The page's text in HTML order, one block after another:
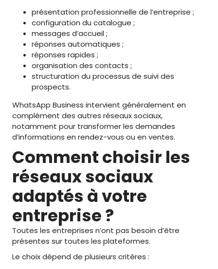
présentation professionnelle de l’entreprise ;
configuration du catalogue ;
messages d’accueil ;
réponses automatiques ;
réponses rapides ;
organisation des contacts ;
structuration du processus de suivi des
prospects.
WhatsApp Business intervient généralement en
complément des autres réseaux sociaux,
notamment pour transformer les demandes
d’informations en rendez-vous ou en ventes.
Comment choisir les
réseaux sociaux
adaptés à votre
entreprise ?
Toutes les entreprises n’ont pas besoin d’être
présentes sur toutes les plateformes.
Le choix dépend de plusieurs critères :